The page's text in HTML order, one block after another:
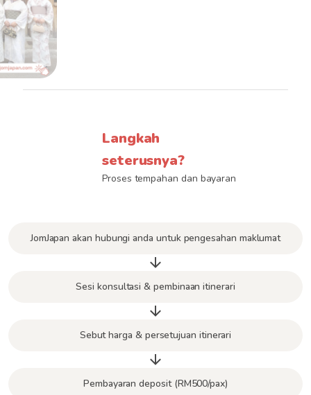
Langkah
seterusnya?
Proses tempahan dan bayaran
JomJapan akan hubungi anda untuk pengesahan maklumat
Sesi konsultasi & pembinaan itinerari
Sebut harga & persetujuan itinerari
Pembayaran deposit (RM500/pax)